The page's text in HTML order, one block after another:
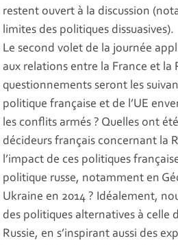
restent ouvert à la discussion
limites des politiques dissuasives).
Le second volet de la journée
aux relations entre la France et la
questionnements seront les
politique française et de l’UE
les conflits armés ? Quelles ont
décideurs français concernant la
l’impact de ces politiques
politique russe, notamment en
Ukraine en 2014 ? Idéalement,
des politiques alternatives à celle
Russie, en s’inspirant aussi des